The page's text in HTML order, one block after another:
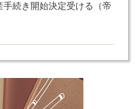
続き開始決定受ける（帝